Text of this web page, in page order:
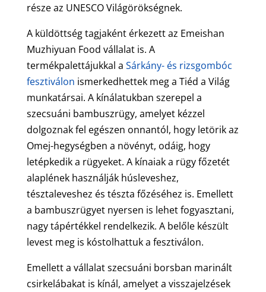
része az UNESCO Világörökségnek.
A küldöttség tagjaként érkezett az Emeishan
Muzhiyuan Food vállalat is. A
termékpalettájukkal a Sárkány- és rizsgombóc
fesztiválon ismerkedhettek meg a Tiéd a Világ
munkatársai. A kínálatukban szerepel a
szecsuáni bambuszrügy, amelyet kézzel
dolgoznak fel egészen onnantól, hogy letörik az
Omej-hegységben a növényt, odáig, hogy
letépkedik a rügyeket. A kínaiak a rügy főzetét
alaplének használják húsleveshez,
tésztaleveshez és tészta főzéséhez is. Emellett
a bambuszrügyet nyersen is lehet fogyasztani,
nagy tápértékkel rendelkezik. A belőle készült
levest meg is kóstolhattuk a fesztiválon.
Emellett a vállalat szecsuáni borsban marinált
csirkelábakat is kínál, amelyet a visszajelzések